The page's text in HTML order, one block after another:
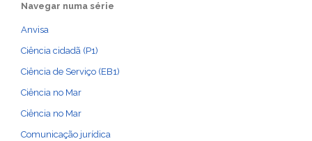
Navegar numa série
Anvisa
Ciência cidadã (P1)
Ciência de Serviço (EB1)
Ciência no Mar
Ciência no Mar
Comunicação jurídica